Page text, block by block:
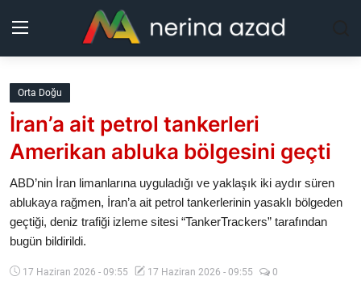
Kurdistan
Bölgeler
Güncel
Analiz
Orta Doğu
İran’a ait petrol tankerleri
Amerikan abluka bölgesini geçti
ABD’nin İran limanlarına uyguladığı ve yaklaşık iki aydır süren
ablukaya rağmen, İran’a ait petrol tankerlerinin yasaklı bölgeden
geçtiği, deniz trafiği izleme sitesi “TankerTrackers” tarafından
bugün bildirildi.
17 Haziran 2026 - 09:55 17 Haziran 2026 - 09:55 0